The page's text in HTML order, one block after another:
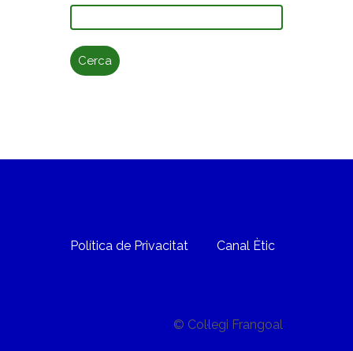
Política de Privacitat Canal Ètic
© Col·legi Frangoal